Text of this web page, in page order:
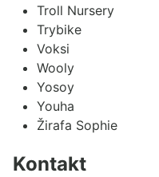
Troll Nursery
Trybike
Voksi
Wooly
Yosoy
Youha
Žirafa Sophie
Kontakt